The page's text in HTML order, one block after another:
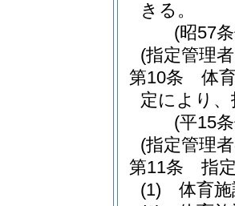
きる。
(昭57
(指定管理
第10条
体
定により
(平15
(指定管理
第11条
指
(1)
体育